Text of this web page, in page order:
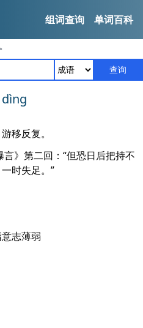
组词查询 单词百科
查询
移反复。
》第二回：“但恐日后把持不
时失足。”
志薄弱